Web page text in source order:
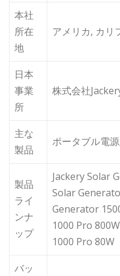
本社
所在
地
アメリカ, カリ
日本
事業
所
株式会社
主な
製品
ポータブル電
製品
ライ
ンナ
ップ
Jackery Solar
Solar
Generator
1000 Pro
1000 Pro 80W
バッ